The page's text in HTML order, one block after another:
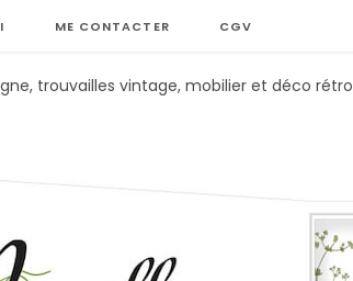
ME CONTACTER CGV
trouvailles vintage, mobilier et déco rétro